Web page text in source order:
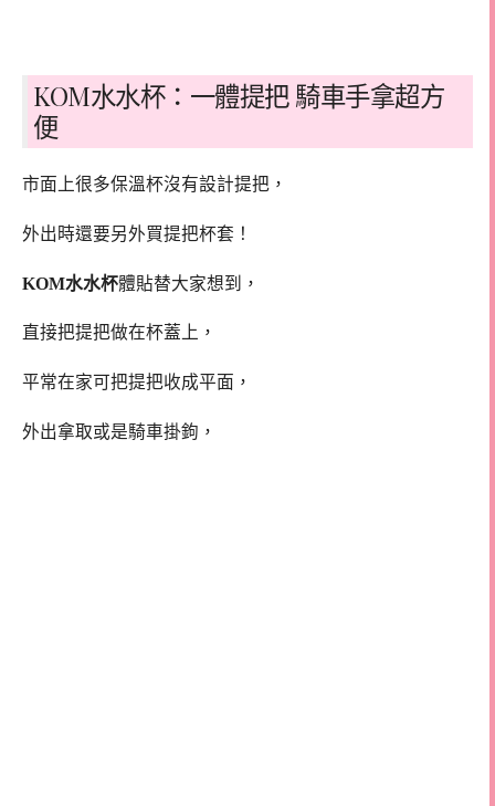
KOM水水杯：一體提把 騎車手拿超方
便
市面上很多保溫杯沒有設計提把，
外出時還要另外買提把杯套！
KOM水水杯體貼替大家想到，
直接把提把做在杯蓋上，
平常在家可把提把收成平面，
外出拿取或是騎車掛鉤，